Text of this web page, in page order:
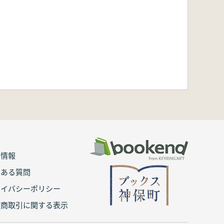
報
る質問
バシーポリシー
取引に関する表示